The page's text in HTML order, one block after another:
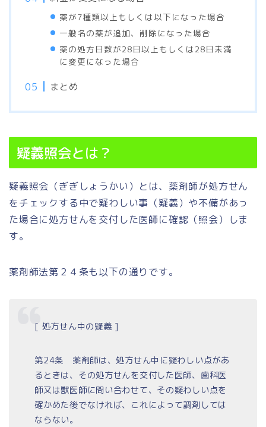
薬が7種類以上もしくは以下になった場合
一般名の薬が追加、削除になった場合
薬の処方日数が28日以上もしくは28日未満
に変更になった場合
まとめ
疑義照会とは？
疑義照会（ぎぎしょうかい）とは、薬剤師が処方せん
をチェックする中で疑わしい事（疑義）や不備があっ
た場合に処方せんを交付した医師に確認（照会）しま
す。
薬剤師法第２４条も以下の通りです。
[ 処方せん中の疑義 ]
第24条 薬剤師は、処方せん中に疑わしい点があ
るときは、その処方せんを交付した医師、歯科医
師又は獣医師に問い合わせて、その疑わしい点を
確かめた後でなければ、これによって調剤しては
ならない。